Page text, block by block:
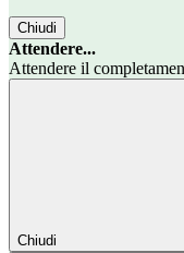
Chiudi
Attendere...
Attendere il
Chiudi